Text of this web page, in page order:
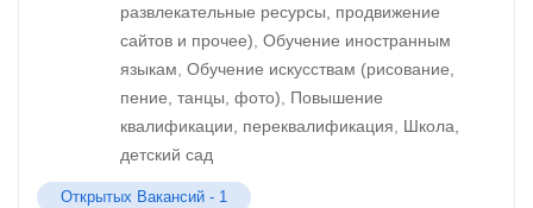
развлекательные ресурсы, продвижение
сайтов и прочее) Обучение иностранным
языкам Обучение искусствам (рисование,
пение, танцы, фото)
Повышение
квалификации, переквалификация
Школа,
детский сад
Открытых Вакансий - 1